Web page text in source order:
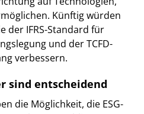
Künftig würden
der IFRS-Standard für
und der TCFD-
verbessern.
sind entscheidend
die Möglichkeit, die ESG-